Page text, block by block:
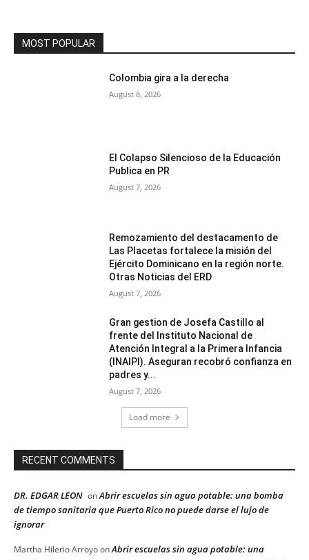
MOST POPULAR
Colombia gira a la derecha
August 8, 2026
El Colapso Silencioso de la Educación
Publica en PR
August 7, 2026
Remozamiento del destacamento de
Las Placetas fortalece la misión del
Ejército Dominicano en la región norte.
Otras Noticias del ERD
August 7, 2026
Gran gestion de Josefa Castillo al
frente del Instituto Nacional de
Atención Integral a la Primera Infancia
(INAIPI). Aseguran recobró confianza en
padres y...
August 7, 2026
Load more
RECENT COMMENTS
DR. EDGAR LEON onAbrir escuelas sin agua potable: una bomba
de tiempo sanitaria que Puerto Rico no puede darse el lujo de
ignorar
Martha Hilerio ArroyoonAbrir escuelas sin agua potable: una